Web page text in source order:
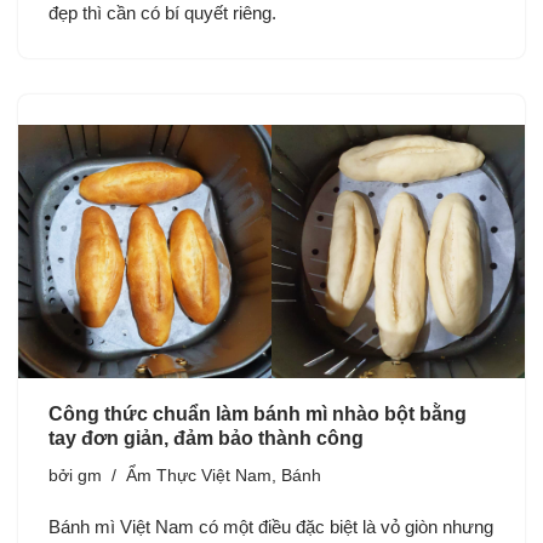
đẹp thì cần có bí quyết riêng.
Công thức chuẩn làm bánh mì nhào bột bằng
tay đơn giản, đảm bảo thành công
bởi gm Ẩm Thực Việt Nam Bánh
Bánh mì Việt Nam có một điều đặc biệt là vỏ giòn nhưng